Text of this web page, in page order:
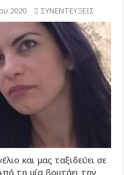
2020 ΣΥΝΕΝΤΕΥΞΕΙΣ
και μας ταξιδεύει σε
τη μία βουτάει την